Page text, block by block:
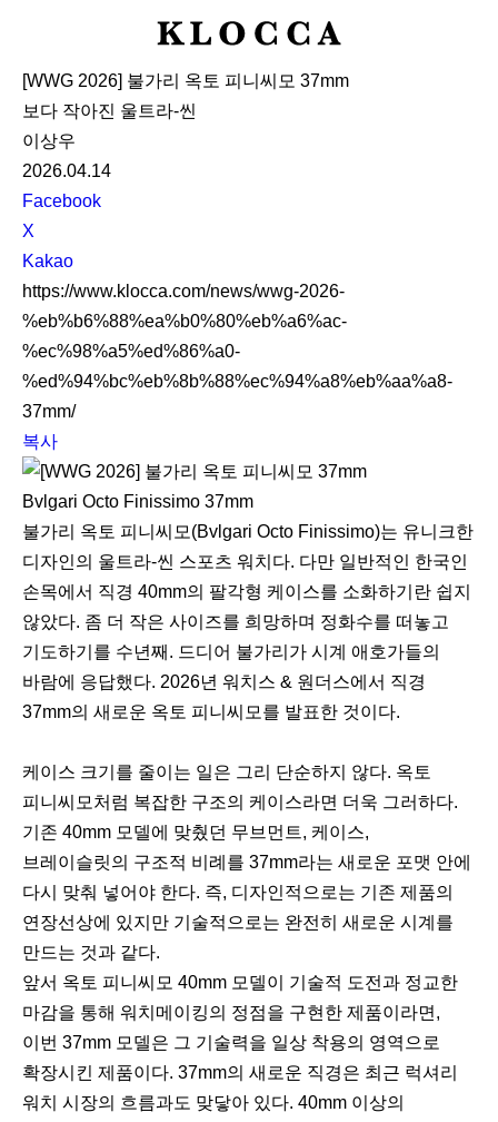
K
O
C
[WWG 2026] 불가리 옥토 피니씨모 37mm
보다 작아진 울트라-씬
이상우
2026.04.14
S
N
S
S
h
a
r
e
Facebook
X
Kakao
https://www.klocca.com/news/wwg-2026-
%eb%b6%88%ea%b0%80%eb%a6%ac-
%ec%98%a5%ed%86%a0-
%ed%94%bc%eb%8b%88%ec%94%a8%eb%aa%a8-
37mm/
복사
Bvlgari Octo Finissimo 37mm
불가리 옥토 피니씨모(Bvlgari Octo Finissimo)는 유니크한
디자인의 울트라-씬 스포츠 워치다. 다만 일반적인 한국인
손목에서 직경 40mm의 팔각형 케이스를 소화하기란 쉽지
않았다. 좀 더 작은 사이즈를 희망하며 정화수를 떠놓고
기도하기를 수년째. 드디어 불가리가 시계 애호가들의
바람에 응답했다. 2026년 워치스 & 원더스에서 직경
37mm의 새로운 옥토 피니씨모를 발표한 것이다.
케이스 크기를 줄이는 일은 그리 단순하지 않다. 옥토
피니씨모처럼 복잡한 구조의 케이스라면 더욱 그러하다.
기존 40mm 모델에 맞췄던 무브먼트, 케이스,
브레이슬릿의 구조적 비례를 37mm라는 새로운 포맷 안에
다시 맞춰 넣어야 한다. 즉, 디자인적으로는 기존 제품의
연장선상에 있지만 기술적으로는 완전히 새로운 시계를
만드는 것과 같다.
앞서 옥토 피니씨모 40mm 모델이 기술적 도전과 정교한
마감을 통해 워치메이킹의 정점을 구현한 제품이라면,
이번 37mm 모델은 그 기술력을 일상 착용의 영역으로
확장시킨 제품이다. 37mm의 새로운 직경은 최근 럭셔리
워치 시장의 흐름과도 맞닿아 있다. 40mm 이상의